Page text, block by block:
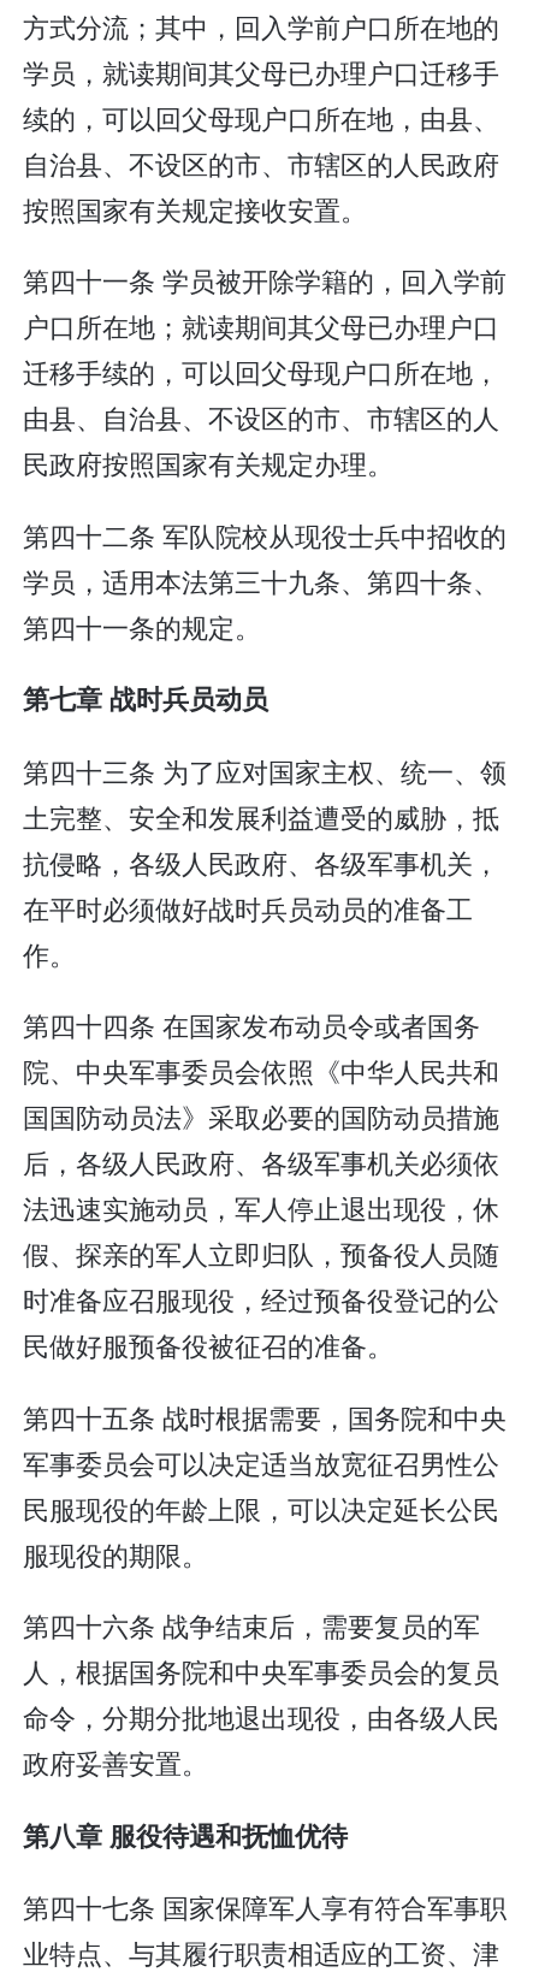
方式分流；其中，回入学前户口所在地的
学员，就读期间其父母已办理户口迁移手
续的，可以回父母现户口所在地，由县、
自治县、不设区的市、市辖区的人民政府
按照国家有关规定接收安置。
第四十一条 学员被开除学籍的，回入学前
户口所在地；就读期间其父母已办理户口
迁移手续的，可以回父母现户口所在地，
由县、自治县、不设区的市、市辖区的人
民政府按照国家有关规定办理。
第四十二条 军队院校从现役士兵中招收的
学员，适用本法第三十九条、第四十条、
第四十一条的规定。
第七章 战时兵员动员
第四十三条 为了应对国家主权、统一、领
土完整、安全和发展利益遭受的威胁，抵
抗侵略，各级人民政府、各级军事机关，
在平时必须做好战时兵员动员的准备工
作。
第四十四条 在国家发布动员令或者国务
院、中央军事委员会依照《中华人民共和
国国防动员法》采取必要的国防动员措施
后，各级人民政府、各级军事机关必须依
法迅速实施动员，军人停止退出现役，休
假、探亲的军人立即归队，预备役人员随
时准备应召服现役，经过预备役登记的公
民做好服预备役被征召的准备。
第四十五条 战时根据需要，国务院和中央
军事委员会可以决定适当放宽征召男性公
民服现役的年龄上限，可以决定延长公民
服现役的期限。
第四十六条 战争结束后，需要复员的军
人，根据国务院和中央军事委员会的复员
命令，分期分批地退出现役，由各级人民
政府妥善安置。
第八章 服役待遇和抚恤优待
第四十七条 国家保障军人享有符合军事职
业特点、与其履行职责相适应的工资、津